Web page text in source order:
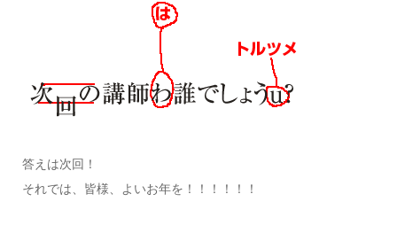
答えは次回！
それでは、皆様、よいお年を！！！！！！